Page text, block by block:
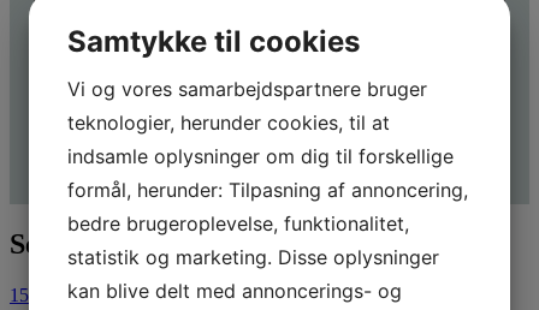
Send
Seneste artikler.
15. juli 2026
Samtykke til cookies
Vi og vores samarbejdspartnere bruger
teknologier, herunder cookies, til at
indsamle oplysninger om dig til forskellige
formål, herunder: Tilpasning af annoncering,
bedre brugeroplevelse, funktionalitet,
statistik og marketing. Disse oplysninger
kan blive delt med annoncerings- og